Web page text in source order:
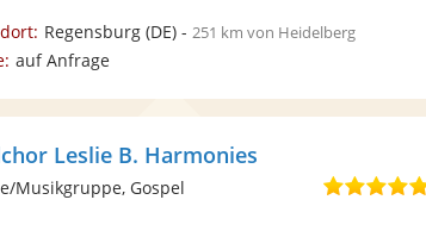
Regensburg(DE)- 251 km von Heidelberg
auf Anfrage
Leslie B. Harmonies
Musikgruppe, Gospel